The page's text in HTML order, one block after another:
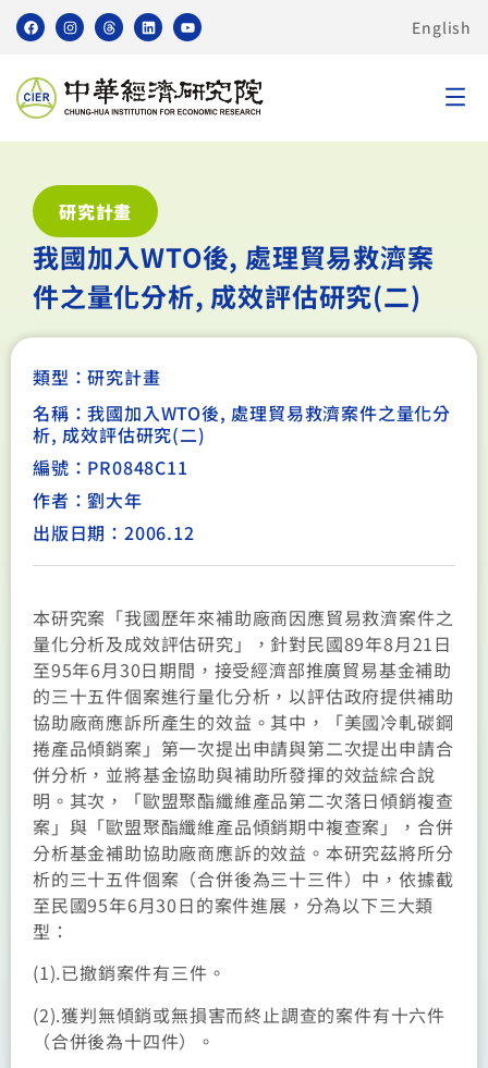
English
研究計畫
我國加入WTO後, 處理貿易救濟案
件之量化分析, 成效評估研究(二)
類型：研究計畫
名稱：我國加入WTO後, 處理貿易救濟案件之量化分
析, 成效評估研究(二)
編號：PR0848C11
作者：劉大年
出版日期：2006.12
本研究案「我國歷年來補助廠商因應貿易救濟案件之
量化分析及成效評估研究」，針對民國89年8月21日
至95年6月30日期間，接受經濟部推廣貿易基金補助
的三十五件個案進行量化分析，以評估政府提供補助
協助廠商應訴所產生的效益。其中，「美國冷軋碳鋼
捲產品傾銷案」第一次提出申請與第二次提出申請合
併分析，並將基金協助與補助所發揮的效益綜合說
明。其次，「歐盟聚酯纖維產品第二次落日傾銷複查
案」與「歐盟聚酯纖維產品傾銷期中複查案」，合併
分析基金補助協助廠商應訴的效益。本研究茲將所分
析的三十五件個案（合併後為三十三件）中，依據截
至民國95年6月30日的案件進展，分為以下三大類
型：
(1).已撤銷案件有三件。
(2).獲判無傾銷或無損害而終止調查的案件有十六件
（合併後為十四件）。